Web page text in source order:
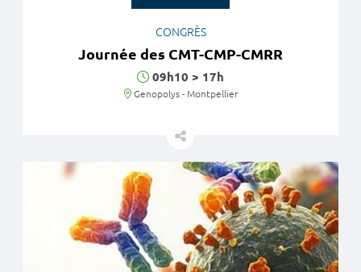
CONGRÈS
Journée des CMT-CMP-CMRR
Horaires
09h10 > 17h
Lieu
Genopolys - Montpellier